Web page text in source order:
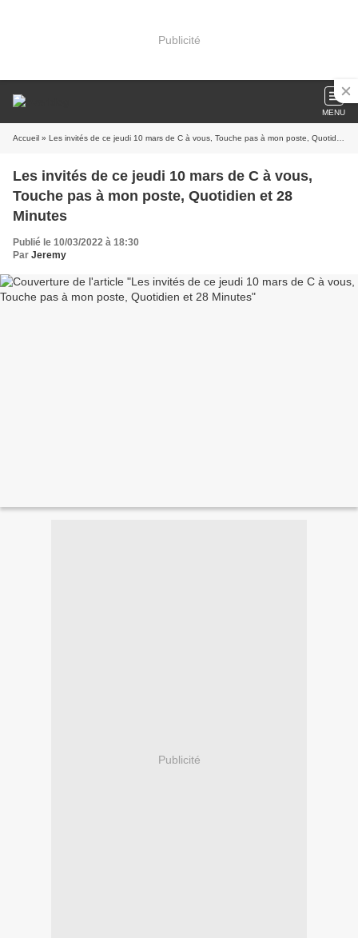
Publicité
MENU
Accueil » Les invités de ce jeudi 10 mars de C à vous, Touche pas à mon poste, Quotidien et 28 Minutes
Les invités de ce jeudi 10 mars de C à vous,
Touche pas à mon poste, Quotidien et 28
Minutes
Publié le 10/03/2022 à 18:30
Par Jeremy
Publicité